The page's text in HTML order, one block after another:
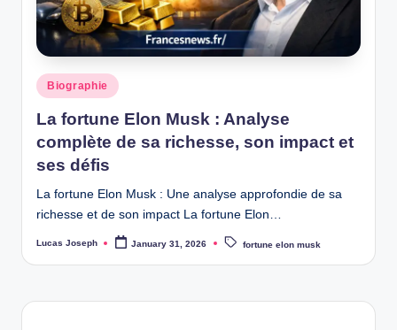
w
Posted
in
Biographie
La fortune Elon Musk : Analyse
complète de sa richesse, son impact et
ses défis
La fortune Elon Musk : Une analyse approfondie de sa
richesse et de son impact La fortune Elon…
Posted
Lucas Joseph January 31, 2026
Tags: fortune elon musk